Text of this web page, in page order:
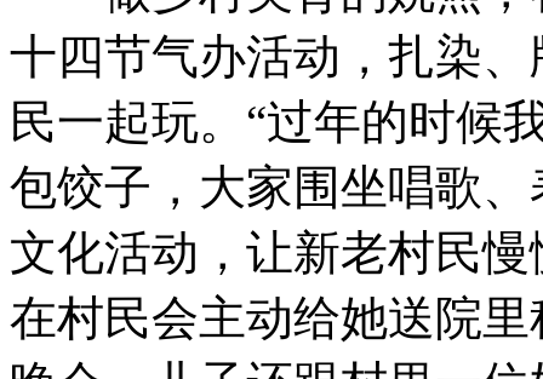
十四节气办活动，扎染
民一起玩。“过年的时候
包饺子，大家围坐唱歌
文化活动，让新老村民
在村民会主动给她送院